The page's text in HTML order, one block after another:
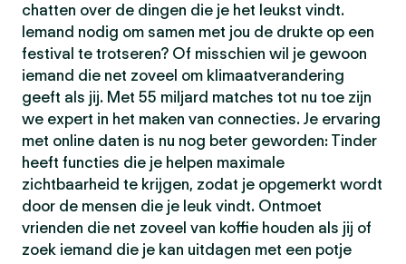
chatten over de dingen die je het leukst vindt.
Iemand nodig om samen met jou de drukte op een
festival te trotseren? Of misschien wil je gewoon
iemand die net zoveel om klimaatverandering
geeft als jij. Met 55 miljard matches tot nu toe zijn
we expert in het maken van connecties. Je ervaring
met online daten is nu nog beter geworden: Tinder
heeft functies die je helpen maximale
zichtbaarheid te krijgen, zodat je opgemerkt wordt
door de mensen die je leuk vindt. Ontmoet
vrienden die net zoveel van koffie houden als jij of
zoek iemand die je kan uitdagen met een potje